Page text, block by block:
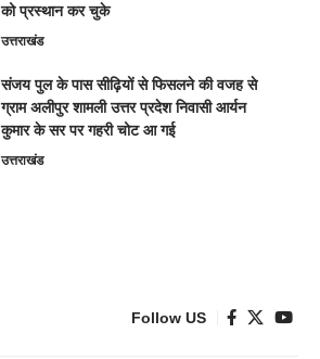
को प्रस्थान कर चुके
उत्तराखंड
संजय पुल के पास सीढ़ियों से फिसलने की वजह से
ग्राम अलीपुर शामली उत्तर प्रदेश निवासी आर्यन
कुमार के सर पर गहरी चोट आ गई
उत्तराखंड
Follow US